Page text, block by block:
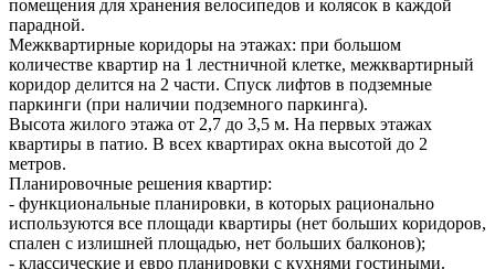
помещения для хранения велосипедов и колясок в каждой
парадной.
Межквартирные коридоры на этажах: при большом
количестве квартир на 1 лестничной клетке, межквартирный
коридор делится на 2 части. Спуск лифтов в подземные
паркинги (при наличии подземного паркинга).
Высота жилого этажа от 2,7 до 3,5 м. На первых этажах
квартиры в патио. В всех квартирах окна высотой до 2
метров.
Планировочные решения квартир:
- функциональные планировки, в которых рационально
используются все площади квартиры (нет больших коридоров,
спален с излишней площадью, нет больших балконов);
- классические и евро планировки с кухнями гостиными.